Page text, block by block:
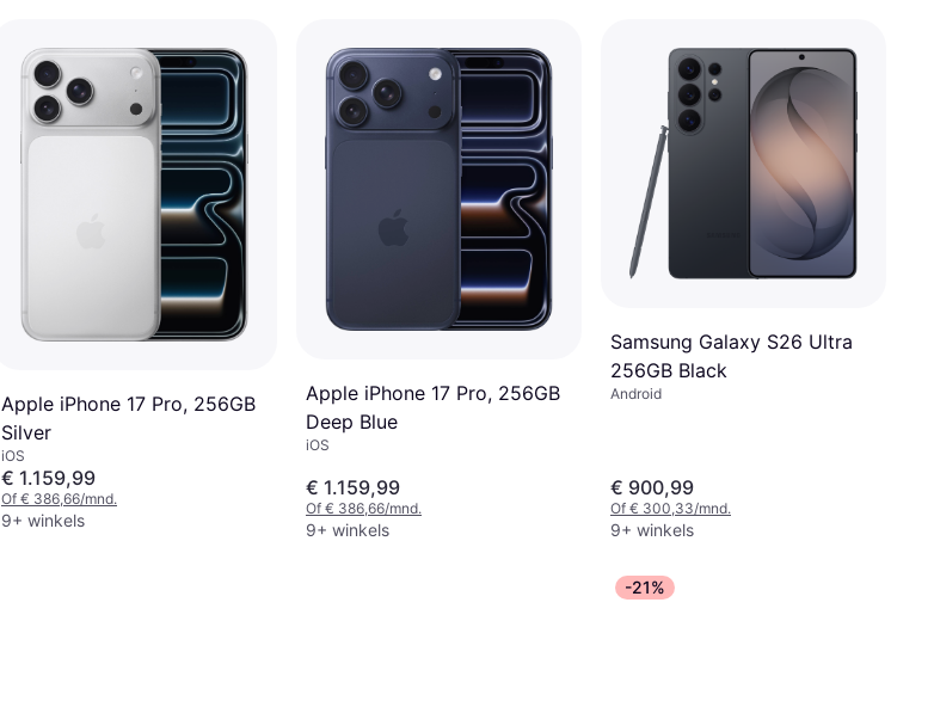
Apple iPhone 17 Pro, 256GB
Silver
iOS
€ 1.159,99
Of € 386,66/mnd.
9+ winkels
Apple iPhone 17 Pro, 256GB
Deep Blue
iOS
€ 1.159,99
Of € 386,66/mnd.
9+ winkels
Samsung Galaxy S26 Ultra
256GB Black
Android
€ 900,99
Of € 300,33/mnd.
9+ winkels
-21%